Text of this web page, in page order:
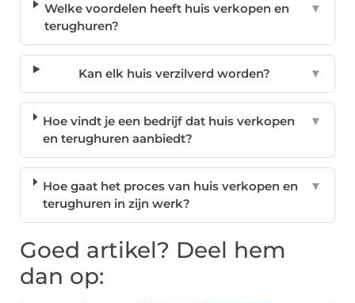
Welke voordelen heeft huis verkopen en
terughuren?
▼
Kan elk huis verzilverd worden? ▼
Hoe vindt je een bedrijf dat huis verkopen
en terughuren aanbiedt?
▼
Hoe gaat het proces van huis verkopen en
terughuren in zijn werk?
▼
Goed artikel? Deel hem
dan op: